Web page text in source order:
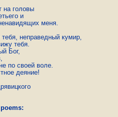
на головы
и
ненавидящих меня.
неправедный кумир,
тебя.
Бог,
по своей воле.
деяние!